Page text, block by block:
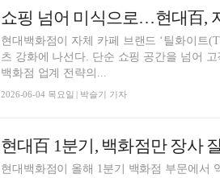
쇼핑 넘어 미식으로…현대百,
현대백화점이 자체 카페 브랜드 ‘틸화이트
츠 강화에 나선다. 단순 쇼핑 공간을 넘어
백화점 업계 전략의...
2026-06-04 목요일 | 박슬기 기자
현대百 1분기, 백화점만 장사
현대백화점이 올해 1분기 백화점 부문에서